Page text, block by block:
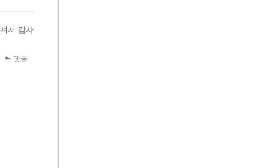
서 감사
댓글